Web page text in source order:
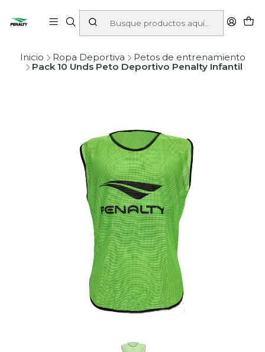
Inicio Ropa Deportiva
Petos de entrenamiento
Pack 10 Unds Peto Deportivo Penalty Infantil